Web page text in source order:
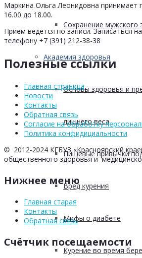
Сохранение мужского
Академия здоровья
Основы здоровья и
лишнего веса
Пищевые привычки
Вред курения
Мифы о диабете
Курение во время
Маркина Ольга Леонидовна принимает
16.00 до 18.00.
Прием ведется по записи. Записаться
телефону +7 (391) 212-38-38
Полезные ссылки
Главная страница
Новости
Контакты
Обратная связь
Согласие на обработку
Политика конфидициальности
© 2012-2024 КГБУЗ «Красноярский
общественного здоровья и
Нижнее меню
Главная старая
Контакты
Обратная связь
Счётчик посещаемости